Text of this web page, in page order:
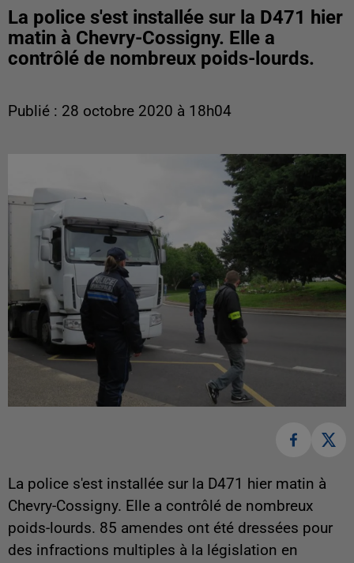
La police s'est installée sur la D471 hier
matin à Chevry-Cossigny. Elle a
contrôlé de nombreux poids-lourds.
Publié : 28 octobre 2020 à 18h04
La police s'est installée sur la D471 hier matin à
Chevry-Cossigny. Elle a contrôlé de nombreux
poids-lourds. 85 amendes ont été dressées pour
des infractions multiples à la législation en